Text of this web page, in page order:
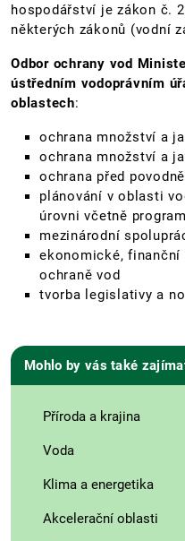
hospodářství je zákon č.
některých zákonů (vodní
Odbor ochrany vod
ústředním vodoprávním
oblastech:
ochrana množství a
ochrana množství a
ochrana před
plánování v oblasti
úrovni včetně
mezinárodní
ekonomické,
ochraně vod
tvorba legislativy a
Mohlo by vás také
Příroda a krajina
Voda
Klima a energetika
Akcelerační oblasti